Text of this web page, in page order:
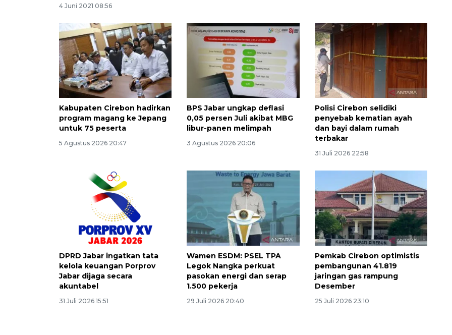
4 Juni 2021 08:56
Kabupaten Cirebon hadirkan
program magang ke Jepang
untuk 75 peserta
5 Agustus 2026 20:47
BPS Jabar ungkap deflasi
0,05 persen Juli akibat MBG
libur-panen melimpah
3 Agustus 2026 20:06
Polisi Cirebon selidiki
penyebab kematian ayah
dan bayi dalam rumah
terbakar
31 Juli 2026 22:58
DPRD Jabar ingatkan tata
kelola keuangan Porprov
Jabar dijaga secara
akuntabel
31 Juli 2026 15:51
Wamen ESDM: PSEL TPA
Legok Nangka perkuat
pasokan energi dan serap
1.500 pekerja
29 Juli 2026 20:40
Pemkab Cirebon optimistis
pembangunan 41.819
jaringan gas rampung
Desember
25 Juli 2026 23:10
Vaksin HPV untuk siswa laki-
laki
2026-08-06 06:30:00